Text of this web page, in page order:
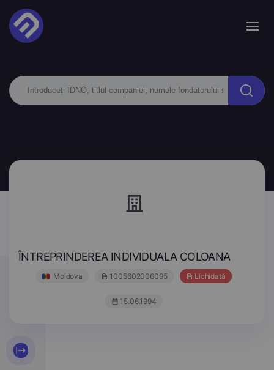
ÎNTREPRINDEREA INDIVIDUALA COLOANA
Moldova 1005602006095 Lichidată
15.06.1994